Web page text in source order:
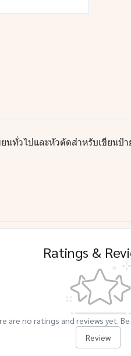
ทั่วไปและหัวตัดสำหรับเขียนป้า
Ratings &
are no ratings and reviews yet.
Review